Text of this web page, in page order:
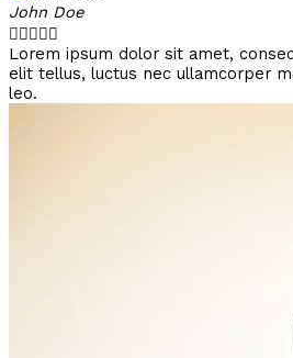
John Doe

Lorem ipsum dolor sit amet,
elit tellus, luctus nec ullamcorper
leo.